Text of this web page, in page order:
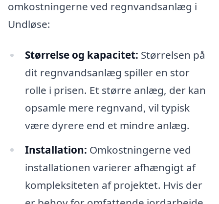
omkostningerne ved regnvandsanlæg i
Undløse:
Størrelse og kapacitet: Størrelsen på
dit regnvandsanlæg spiller en stor
rolle i prisen. Et større anlæg, der kan
opsamle mere regnvand, vil typisk
være dyrere end et mindre anlæg.
Installation: Omkostningerne ved
installationen varierer afhængigt af
kompleksiteten af projektet. Hvis der